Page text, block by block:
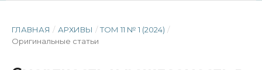
ГЛАВНАЯ / АРХИВЫ / ТОМ 11 № 1 (2024) /
Оригинальные статьи